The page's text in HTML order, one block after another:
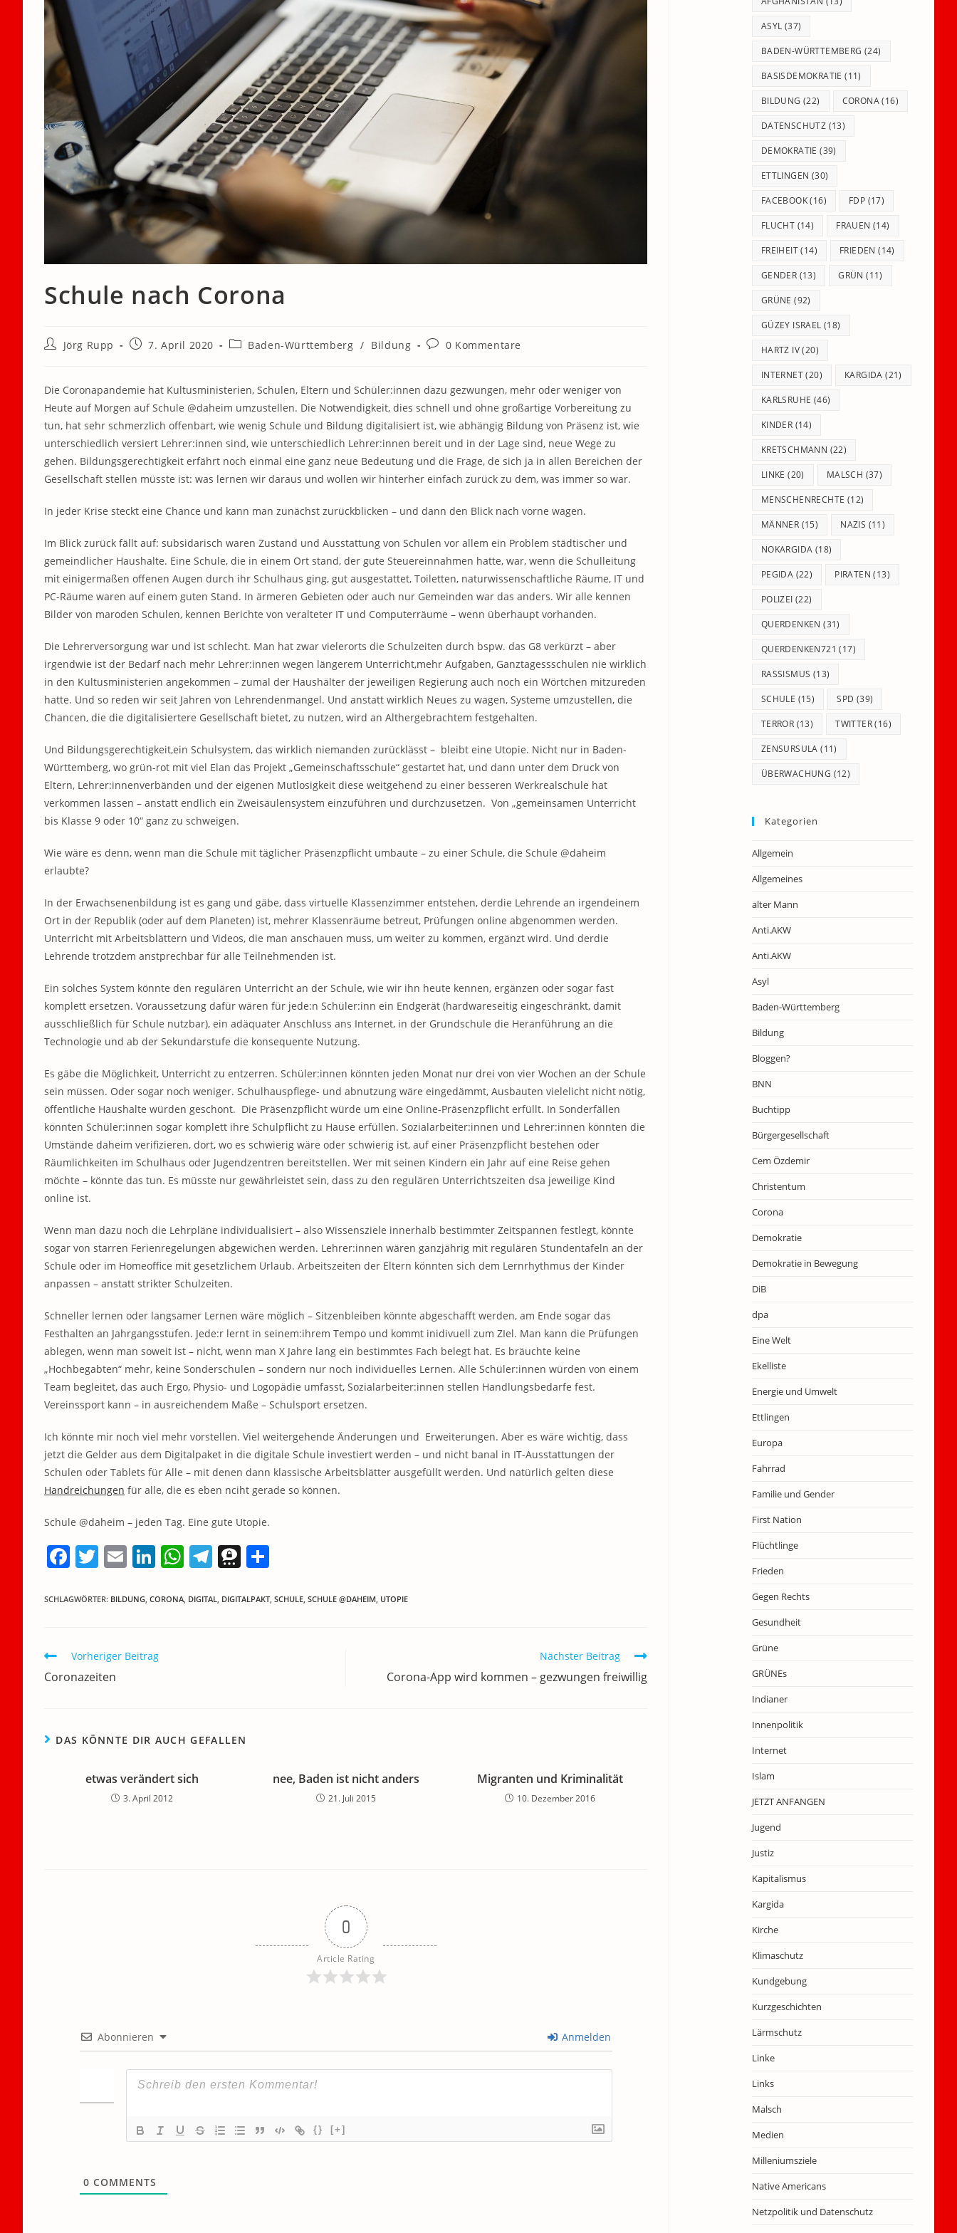
Schule nach Corona
Beitrags-
Jörg Rupp
Beitrag7. April 2020
Beitrags-
Baden-Württemberg / Bildung
Beitrags-
0 Kommentare
Die Coronapandemie hat Kultusministerien, Schulen, Eltern und Schüler:innen dazu gezwungen, mehr oder weniger von
Heute auf Morgen auf Schule @daheim umzustellen. Die Notwendigkeit, dies schnell und ohne großartige Vorbereitung zu
tun, hat sehr schmerzlich offenbart, wie wenig Schule und Bildung digitalisiert ist, wie abhängig Bildung von Präsenz ist, wie
unterschiedlich versiert Lehrer:innen sind, wie unterschiedlich Lehrer:innen bereit und in der Lage sind, neue Wege zu
gehen. Bildungsgerechtigkeit erfährt noch einmal eine ganz neue Bedeutung und die Frage, de sich ja in allen Bereichen der
Gesellschaft stellen müsste ist: was lernen wir daraus und wollen wir hinterher einfach zurück zu dem, was immer so war.
In jeder Krise steckt eine Chance und kann man zunächst zurückblicken – und dann den Blick nach vorne wagen.
Im Blick zurück fällt auf: subsidarisch waren Zustand und Ausstattung von Schulen vor allem ein Problem städtischer und
gemeindlicher Haushalte. Eine Schule, die in einem Ort stand, der gute Steuereinnahmen hatte, war, wenn die Schulleitung
mit einigermaßen offenen Augen durch ihr Schulhaus ging, gut ausgestattet, Toiletten, naturwissenschaftliche Räume, IT und
PC-Räume waren auf einem guten Stand. In ärmeren Gebieten oder auch nur Gemeinden war das anders. Wir alle kennen
Bilder von maroden Schulen, kennen Berichte von veralteter IT und Computerräume – wenn überhaupt vorhanden.
Die Lehrerversorgung war und ist schlecht. Man hat zwar vielerorts die Schulzeiten durch bspw. das G8 verkürzt – aber
irgendwie ist der Bedarf nach mehr Lehrer:innen wegen längerem Unterricht,mehr Aufgaben, Ganztagessschulen nie wirklich
in den Kultusministerien angekommen – zumal der Haushälter der jeweiligen Regierung auch noch ein Wörtchen mitzureden
hatte. Und so reden wir seit Jahren von Lehrendenmangel. Und anstatt wirklich Neues zu wagen, Systeme umzustellen, die
Chancen, die die digitalisiertere Gesellschaft bietet, zu nutzen, wird an Althergebrachtem festgehalten.
Und Bildungsgerechtigkeit,ein Schulsystem, das wirklich niemanden zurücklässt – bleibt eine Utopie. Nicht nur in Baden-
Württemberg, wo grün-rot mit viel Elan das Projekt „Gemeinschaftsschule“ gestartet hat, und dann unter dem Druck von
Eltern, Lehrer:innenverbänden und der eigenen Mutlosigkeit diese weitgehend zu einer besseren Werkrealschule hat
verkommen lassen – anstatt endlich ein Zweisäulensystem einzuführen und durchzusetzen. Von „gemeinsamen Unterricht
bis Klasse 9 oder 10“ ganz zu schweigen.
Wie wäre es denn, wenn man die Schule mit täglicher Präsenzpflicht umbaute – zu einer Schule, die Schule @daheim
erlaubte?
In der Erwachsenenbildung ist es gang und gäbe, dass virtuelle Klassenzimmer entstehen, derdie Lehrende an irgendeinem
Ort in der Republik (oder auf dem Planeten) ist, mehrer Klassenräume betreut, Prüfungen online abgenommen werden.
Unterricht mit Arbeitsblättern und Videos, die man anschauen muss, um weiter zu kommen, ergänzt wird. Und derdie
Lehrende trotzdem anstprechbar für alle Teilnehmenden ist.
Ein solches System könnte den regulären Unterricht an der Schule, wie wir ihn heute kennen, ergänzen oder sogar fast
komplett ersetzen. Voraussetzung dafür wären für jede:n Schüler:inn ein Endgerät (hardwareseitig eingeschränkt, damit
ausschließlich für Schule nutzbar), ein adäquater Anschluss ans Internet, in der Grundschule die Heranführung an die
Technologie und ab der Sekundarstufe die konsequente Nutzung.
Es gäbe die Möglichkeit, Unterricht zu entzerren. Schüler:innen könnten jeden Monat nur drei von vier Wochen an der Schule
sein müssen. Oder sogar noch weniger. Schulhauspflege- und abnutzung wäre eingedämmt, Ausbauten vielelicht nicht nötig,
öffentliche Haushalte würden geschont. Die Präsenzpflicht würde um eine Online-Präsenzpflicht erfüllt. In Sonderfällen
könnten Schüler:innen sogar komplett ihre Schulpflicht zu Hause erfüllen. Sozialarbeiter:innen und Lehrer:innen könnten die
Umstände daheim verifizieren, dort, wo es schwierig wäre oder schwierig ist, auf einer Präsenzpflicht bestehen oder
Räumlichkeiten im Schulhaus oder Jugendzentren bereitstellen. Wer mit seinen Kindern ein Jahr auf eine Reise gehen
möchte – könnte das tun. Es müsste nur gewährleistet sein, dass zu den regulären Unterrichtszeiten dsa jeweilige Kind
online ist.
Wenn man dazu noch die Lehrpläne individualisiert – also Wissensziele innerhalb bestimmter Zeitspannen festlegt, könnte
sogar von starren Ferienregelungen abgewichen werden. Lehrer:innen wären ganzjährig mit regulären Stundentafeln an der
Schule oder im Homeoffice mit gesetzlichem Urlaub. Arbeitszeiten der Eltern könnten sich dem Lernrhythmus der Kinder
anpassen – anstatt strikter Schulzeiten.
Schneller lernen oder langsamer Lernen wäre möglich – Sitzenbleiben könnte abgeschafft werden, am Ende sogar das
Festhalten an Jahrgangsstufen. Jede:r lernt in seinem:ihrem Tempo und kommt inidivuell zum ZIel. Man kann die Prüfungen
ablegen, wenn man soweit ist – nicht, wenn man X Jahre lang ein bestimmtes Fach belegt hat. Es bräuchte keine
„Hochbegabten“ mehr, keine Sonderschulen – sondern nur noch individuelles Lernen. Alle Schüler:innen würden von einem
Team begleitet, das auch Ergo, Physio- und Logopädie umfasst, Sozialarbeiter:innen stellen Handlungsbedarfe fest.
Vereinssport kann – in ausreichendem Maße – Schulsport ersetzen.
Ich könnte mir noch viel mehr vorstellen. Viel weitergehende Änderungen und Erweiterungen. Aber es wäre wichtig, dass
jetzt die Gelder aus dem Digitalpaket in die digitale Schule investiert werden – und nicht banal in IT-Ausstattungen der
Schulen oder Tablets für Alle – mit denen dann klassische Arbeitsblätter ausgefüllt werden. Und natürlich gelten diese
Handreichungen für alle, die es eben nciht gerade so können.
Schule @daheim – jeden Tag. Eine gute Utopie.
F
c
b
o
T
itt
E
ai
Li
k
dI
n
W
at
T
e
T
re le
SCHLAGWÖRTER: BILDUNG CORONA DIGITAL DIGITALPAKT SCHULE SCHULE @DAHEIM UTOPIE
Weitere
ansehen
Vorheriger Beitrag
Coronazeiten
Nächster Beitrag
Corona-App wird kommen – gezwungen freiwillig
DAS KÖNNTE DIR AUCH GEFALLEN
etwas verändert sich
3. April 2012
nee, Baden ist nicht anders
21. Juli 2015
Migranten und Kriminalität
10. Dezember 2016
0
Article Rating
Abonnieren Anmelden
{} [+]
0 COMMENTS
ASYL (37)
BADEN-WÜRTTEMBERG (24)
BASISDEMOKRATIE (11)
BILDUNG (22) CORONA(16)
DATENSCHUTZ (13)
DEMOKRATIE (39)
ETTLINGEN (30)
FACEBOOK(16) FDP (17)
FLUCHT (14) FRAUEN (14)
FREIHEIT(14) FRIEDEN (14)
GENDER (13) GRÜN (11)
GRÜNE (92)
GÜZEY ISRAEL (18)
HARTZ IV(20)
INTERNET(20) KARGIDA (21)
KARLSRUHE (46)
KINDER (14)
KRETSCHMANN (22)
LINKE (20) MALSCH (37)
MENSCHENRECHTE (12)
MÄNNER (15) NAZIS (11)
NOKARGIDA (18)
PEGIDA (22) PIRATEN (13)
POLIZEI (22)
QUERDENKEN (31)
QUERDENKEN721 (17)
RASSISMUS (13)
SCHULE (15) SPD (39)
TERROR (13) TWITTER(16)
ZENSURSULA (11)
ÜBERWACHUNG (12)
Kategorien
Allgemein
Allgemeines
alter Mann
Anti.AKW
Anti.AKW
Asyl
Baden-Württemberg
Bildung
Bloggen?
BNN
Buchtipp
Bürgergesellschaft
Cem Özdemir
Christentum
Corona
Demokratie
Demokratie in Bewegung
DiB
dpa
Eine Welt
Ekelliste
Energie und Umwelt
Ettlingen
Europa
Fahrrad
Familie und Gender
First Nation
Flüchtlinge
Frieden
Gegen Rechts
Gesundheit
Grüne
GRÜNEs
Indianer
Innenpolitik
Internet
Islam
JETZT ANFANGEN
Jugend
Justiz
Kapitalismus
Kargida
Kirche
Klimaschutz
Kundgebung
Kurzgeschichten
Lärmschutz
Linke
Links
Malsch
Medien
Milleniumsziele
Native Americans
Netzpolitik und Datenschutz